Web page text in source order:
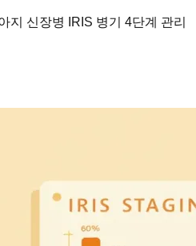
지 신장병 IRIS 병기 4단계 관리